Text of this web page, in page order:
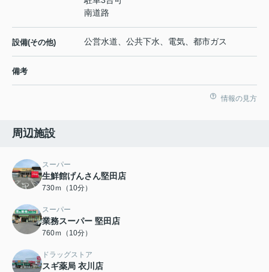
南道路
設備(その他) 公営水道、公共下水、電気、都市ガス
備考
情報の見方
周辺施設
スーパー
生鮮館げんさん堅田店
730ｍ（10分）
スーパー
業務スーパー 堅田店
760ｍ（10分）
ドラッグストア
スギ薬局 衣川店